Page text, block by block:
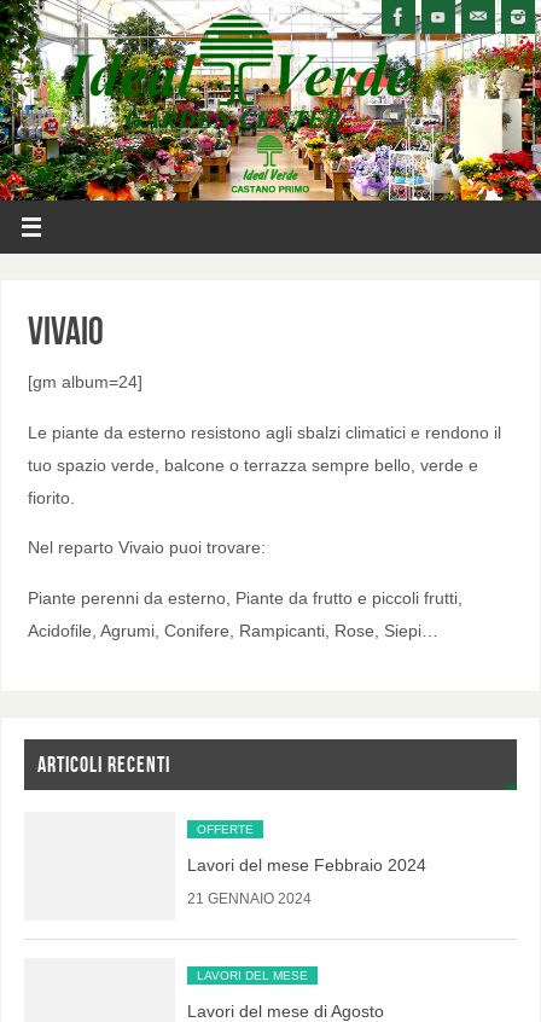
Vivaio
[gm album=24]
Le piante da esterno resistono agli sbalzi climatici e rendono il
tuo spazio verde, balcone o terrazza sempre bello, verde e
fiorito.
Nel reparto Vivaio puoi trovare:
Piante perenni da esterno, Piante da frutto e piccoli frutti,
Acidofile, Agrumi, Conifere, Rampicanti, Rose, Siepi…
ARTICOLI RECENTI
OFFERTE
Lavori del mese Febbraio 2024
21 GENNAIO 2024
LAVORI DEL MESE
Lavori del mese di Agosto